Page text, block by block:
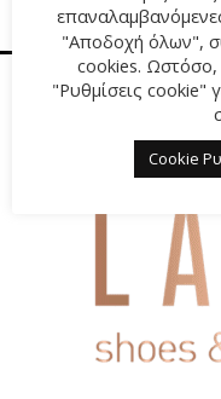
"Αποδοχή όλων",
cookies. Ωστόσο,
"Ρυθμίσεις cookie"
Cookie